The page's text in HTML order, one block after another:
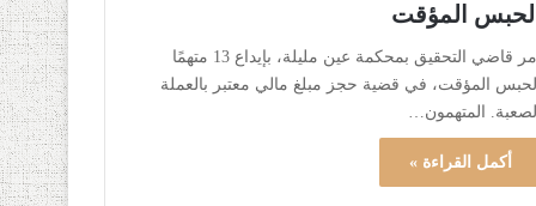
الحبس المؤقت
أمر قاضي التحقيق بمحكمة عين مليلة، بإيداع 13 متهمًا
الحبس المؤقت، في قضية حجز مبلغ مالي معتبر بالعملة
الصعبة. المتهمون…
أكمل القراءة »